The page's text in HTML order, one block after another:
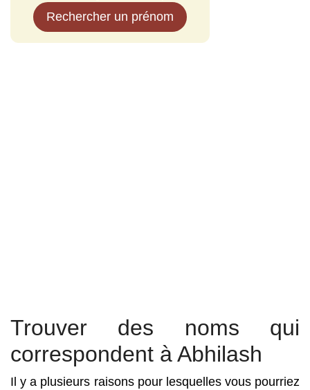
Rechercher un prénom
Trouver des noms qui
correspondent à Abhilash
Il y a plusieurs raisons pour lesquelles vous pourriez